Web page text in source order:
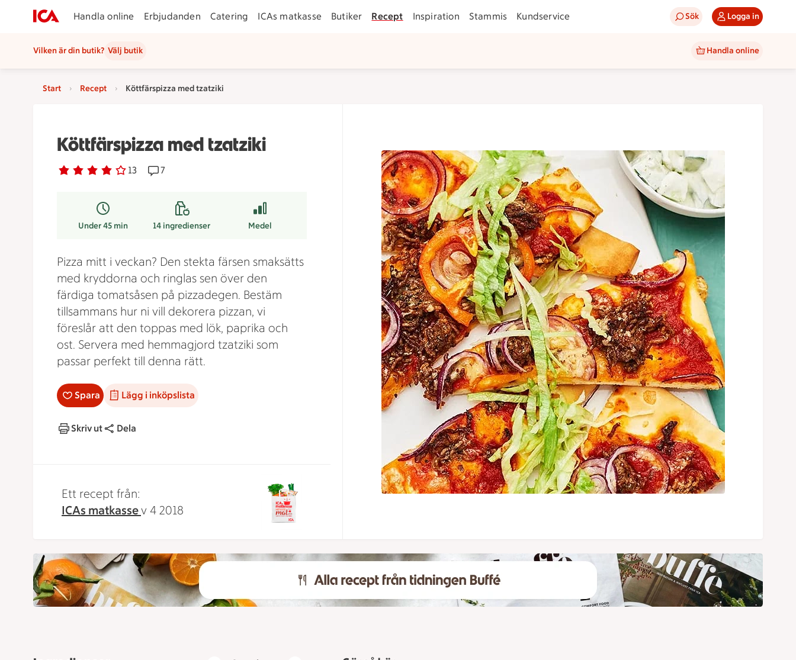
Handla online Erbjudanden Catering ICAs matkasse Butiker Recept Inspiration Stammis Kundservice Sök Logga in
Vilken är din butik? Välj butik Handla online
Start Recept Köttfärspizza med tzatziki
Köttfärspizza med tzatziki
Betyg 3.9 av 5. 13
13 personer har röstatReceptet har 7 kommentarer
7
Under 45 min 14ingredienser Medel
Pizza mitt i veckan? Den stekta färsen smaksätts
med kryddorna och ringlas sen över den
färdiga tomatsåsen på pizzadegen. Bestäm
tillsammans hur ni vill dekorera pizzan, vi
föreslår att den toppas med lök, paprika och
ost. Servera med hemmagjord tzatziki som
passar perfekt till denna rätt.
Spara Lägg i inköpslista
Skriv ut Dela
Ett recept från:
ICAs matkassev 4 2018